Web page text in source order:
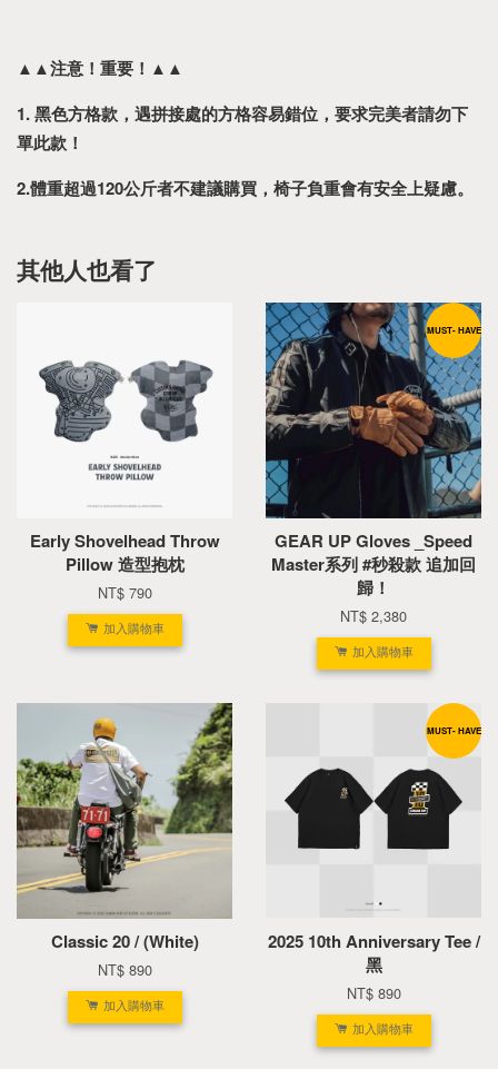
▲▲注意！重要！▲▲
1.黑色方格款，遇拼接處的方格容易錯位，要求完美者請勿下
單此款！
2.體重超過120公斤者不建議購買，椅子負重會有安全上疑慮。
其他人也看了
Early Shovelhead Throw
Pillow 造型抱枕
NT$ 790
加入購物車
MUST- HAVE
GEAR UP Gloves _Speed
Master系列 #秒殺款 追加回
歸！
NT$ 2,380
加入購物車
Classic 20 / (White)
NT$ 890
加入購物車
MUST- HAVE
2025 10th Anniversary Tee /
黑
NT$ 890
加入購物車